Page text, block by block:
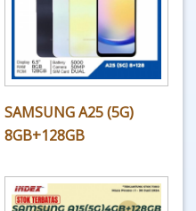
SAMSUNG A25 (5G)
8GB+128GB